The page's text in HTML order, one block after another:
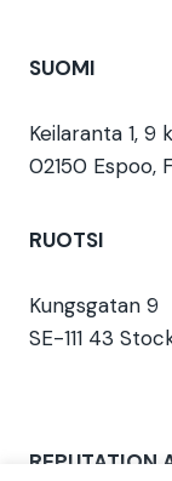
SUOMI
Keilaranta 1, 9
02150 Espoo,
RUOTSI
Kungsgatan 9
SE-111 43
REPUTATION